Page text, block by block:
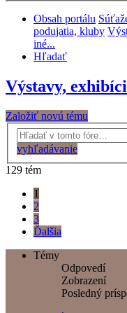
Obsah portálu
podujatia, kluby
iné...
Hľadať
Výstavy,
Založiť novú tému
vyhľadávanie
129 tém
1
2
3
Ďalšia
Témy
Odpovedí
Zobrazení
Posledný